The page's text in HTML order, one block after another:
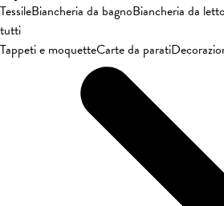
TessileBiancheria da bagnoBiancheria da letto
tutti
Tappeti e moquetteCarte da parati